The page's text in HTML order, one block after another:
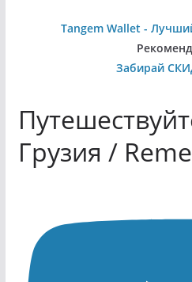
Tangem Wallet -
Забирай
Грузия /